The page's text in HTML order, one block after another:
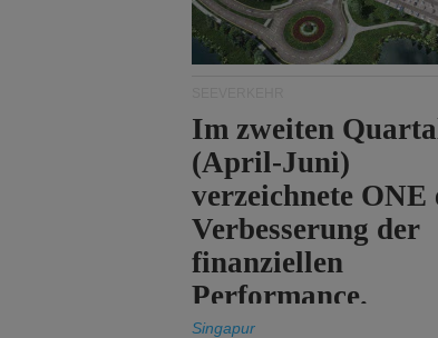
Im zweiten
(April-Juni)
verzeichnete ONE
Verbesserung der
finanziellen
Performance.
Singapur